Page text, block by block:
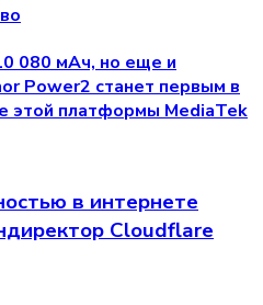
080 мАч, но еще и
Power2 станет первым в
этой платформы MediaTek
в интернете
Cloudflare